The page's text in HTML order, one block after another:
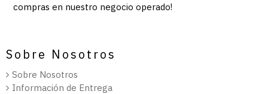
compras en nuestro negocio operado!
Sobre Nosotros
Sobre Nosotros
Información de Entrega